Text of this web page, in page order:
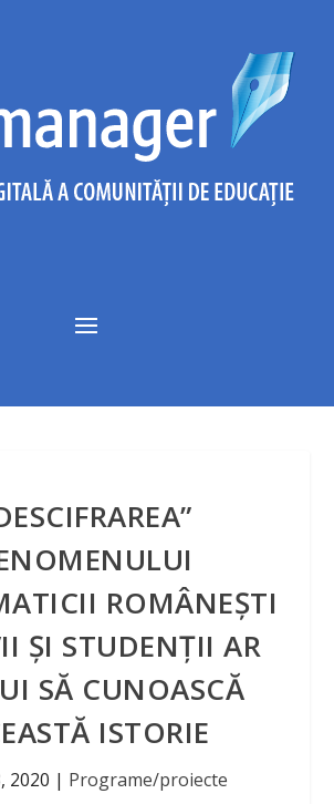
ROMÂNEȘTI
ȘI STUDENȚII AR
SĂ CUNOASCĂ
ISTORIE
2020 | Programe/proiecte